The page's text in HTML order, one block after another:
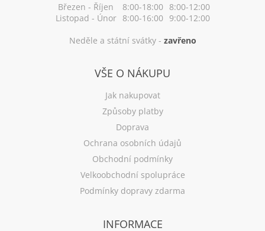
Březen - Říjen
8:00-18:00 8:00-12:00
Listopad - Únor 8:00-16:00 9:00-12:00
Neděle a státní svátky - zavřeno
VŠE O NÁKUPU
Jak nakupovat
Způsoby platby
Doprava
Ochrana osobních údajů
Obchodní podmínky
Velkoobchodní spolupráce
Podmínky dopravy zdarma
INFORMACE